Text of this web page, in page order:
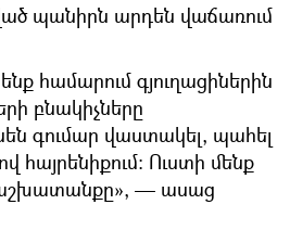
պանիրն արդեն վաճառում
համարում գյուղացիներին
բնակիչները
գումար վաստակել, պահել
հայրենիքում: Ուստի մենք
աշխատանքը», — ասաց